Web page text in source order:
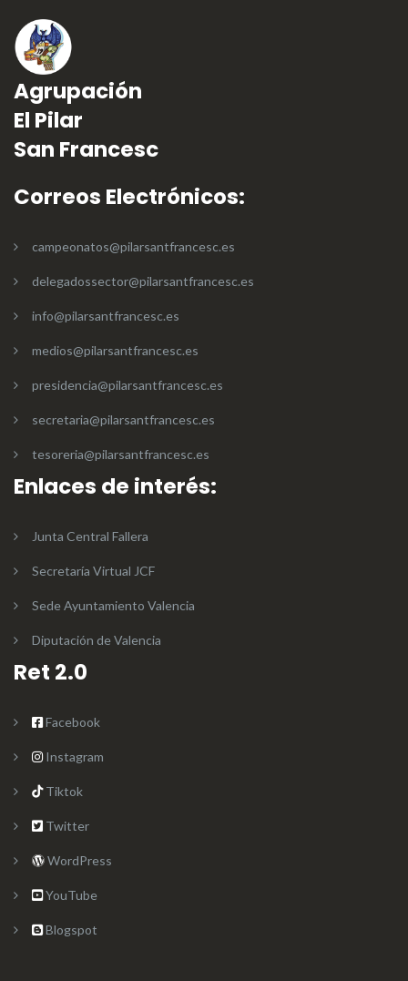
Agrupación
El Pilar
San Francesc
Correos Electrónicos:
campeonatos@pilarsantfrancesc.es
delegadossector@pilarsantfrancesc.es
info@pilarsantfrancesc.es
medios@pilarsantfrancesc.es
presidencia@pilarsantfrancesc.es
secretaria@pilarsantfrancesc.es
tesoreria@pilarsantfrancesc.es
Enlaces de interés:
Junta Central Fallera
Secretaría Virtual JCF
Sede Ayuntamiento Valencia
Diputación de Valencia
Ret 2.0
Facebook
Instagram
Tiktok
Twitter
WordPress
YouTube
Blogspot